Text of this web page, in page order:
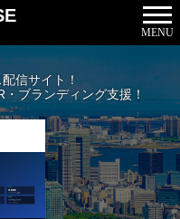
MENU
信サイト！
ブランディング支援！